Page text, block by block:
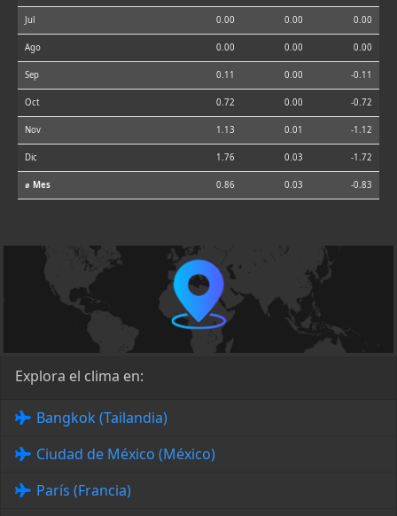
Jul 0.00 0.00 0.00
Ago 0.00 0.00 0.00
Sep 0.11 0.00 -0.11
Oct 0.72 0.00 -0.72
Nov 1.13 0.01 -1.12
Dic 1.76 0.03 -1.72
⌀ Mes 0.86 0.03 -0.83
Explora el clima en:
Bangkok (Tailandia)
Ciudad de México (México)
París (Francia)